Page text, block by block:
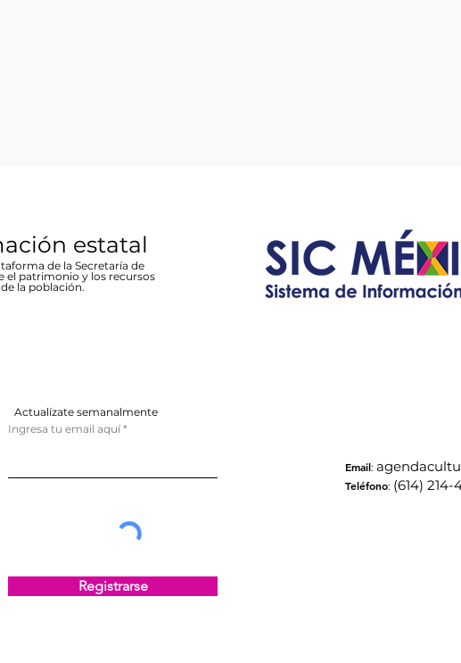
estatal
de la Secretaría de
el patrimonio y los recursos
la población.
Actualízate semanalmente
Ingresa tu email aquí
Registrarse
Email:
Teléfono: (614)